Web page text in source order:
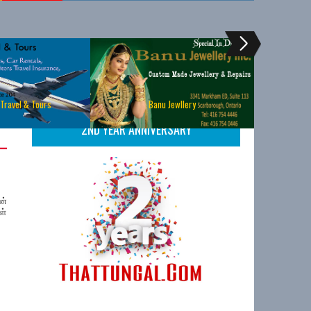
& Tours Banu Jewllery
2ND YEAR ANNIVERSARY